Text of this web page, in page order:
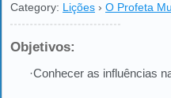
Category: Lições › O Profeta
Objetivos:
·Conhecer as influências